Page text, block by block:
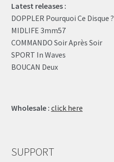
Latest releases :
DOPPLER Pourquoi Ce Disque ?
MIDLIFE 3mm57
COMMANDO Soir Après Soir
SPORT In Waves
BOUCAN Deux
Wholesale : click here
SUPPORT